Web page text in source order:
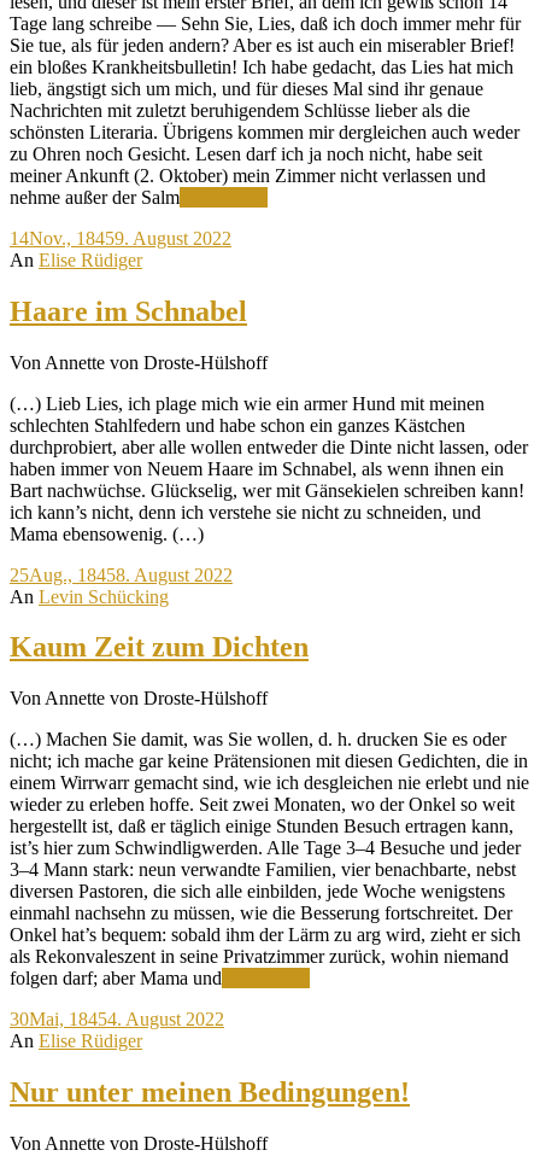
Tage lang schreibe — Sehn Sie, Lies, daß ich doch immer mehr für
Sie tue, als für jeden andern? Aber es ist auch ein miserabler Brief!
ein bloßes Krankheitsbulletin! Ich habe gedacht, das Lies hat mich
lieb, ängstigt sich um mich, und für dieses Mal sind ihr genaue
Nachrichten mit zuletzt beruhigendem Schlüsse lieber als die
schönsten Literaria. Übrigens kommen mir dergleichen auch weder
zu Ohren noch Gesicht. Lesen darf ich ja noch nicht, habe seit
meiner Ankunft (2. Oktober) mein Zimmer nicht verlassen und
nehme außer der Salm
14Nov., 18459. August 2022
An Elise Rüdiger
Haare im Schnabel
Von Annette von Droste-Hülshoff
(…) Lieb Lies, ich plage mich wie ein armer Hund mit meinen
schlechten Stahlfedern und habe schon ein ganzes Kästchen
durchprobiert, aber alle wollen entweder die Dinte nicht lassen, oder
haben immer von Neuem Haare im Schnabel, als wenn ihnen ein
Bart nachwüchse. Glückselig, wer mit Gänsekielen schreiben kann!
ich kann’s nicht, denn ich verstehe sie nicht zu schneiden, und
Mama ebensowenig. (…)
25Aug., 18458. August 2022
An Levin Schücking
Kaum Zeit zum Dichten
Von Annette von Droste-Hülshoff
(…) Machen Sie damit, was Sie wollen, d. h. drucken Sie es oder
nicht; ich mache gar keine Prätensionen mit diesen Gedichten, die in
einem Wirrwarr gemacht sind, wie ich desgleichen nie erlebt und nie
wieder zu erleben hoffe. Seit zwei Monaten, wo der Onkel so weit
hergestellt ist, daß er täglich einige Stunden Besuch ertragen kann,
ist’s hier zum Schwindligwerden. Alle Tage 3–4 Besuche und jeder
3–4 Mann stark: neun verwandte Familien, vier benachbarte, nebst
diversen Pastoren, die sich alle einbilden, jede Woche wenigstens
einmahl nachsehn zu müssen, wie die Besserung fortschreitet. Der
Onkel hat’s bequem: sobald ihm der Lärm zu arg wird, zieht er sich
als Rekonvaleszent in seine Privatzimmer zurück, wohin niemand
folgen darf; aber Mama und
30Mai, 18454. August 2022
An Elise Rüdiger
Nur unter meinen Bedingungen!
Von Annette von Droste-Hülshoff